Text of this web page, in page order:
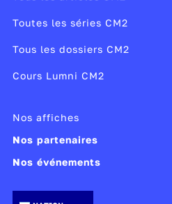
Toutes les séries CM2
Tous les dossiers CM2
Cours Lumni CM2
Nos affiches
Nos partenaires
Nos événements